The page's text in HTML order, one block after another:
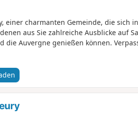
einer charmanten Gemeinde, die sich
aus Sie zahlreiche Ausblicke auf
die Auvergne genießen können.